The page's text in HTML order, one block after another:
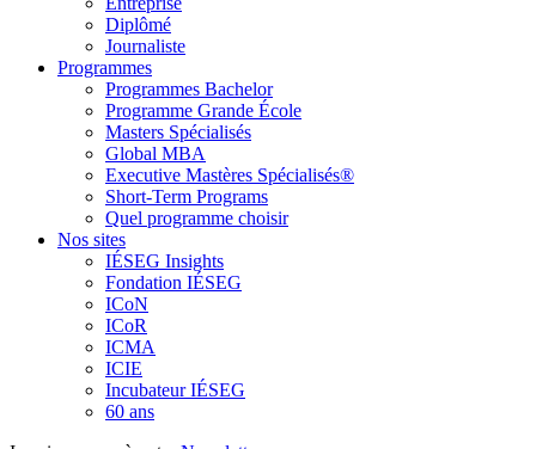
Diplômé
Journaliste
Programmes
Programmes Bachelor
Programme Grande École
Masters Spécialisés
Global MBA
Executive Mastères Spécialisés®
Short-Term Programs
Quel programme choisir
Nos sites
IÉSEG Insights
Fondation IÉSEG
ICoN
ICoR
ICMA
ICIE
Incubateur IÉSEG
60 ans